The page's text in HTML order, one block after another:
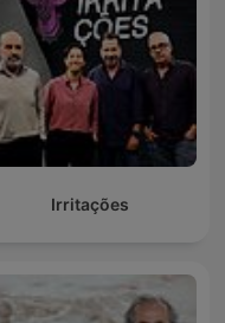
Irritações